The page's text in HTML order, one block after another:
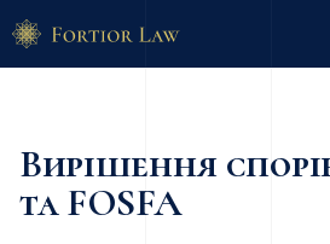
Вирішення
та FOSFA